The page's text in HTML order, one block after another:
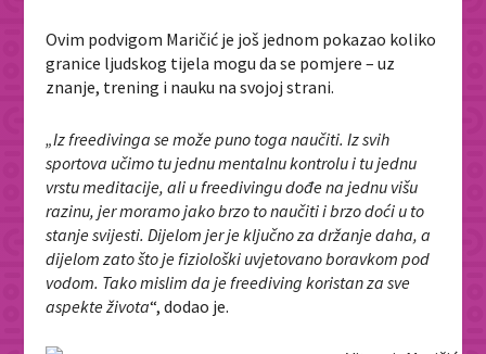
Ovim podvigom Maričić je još jednom pokazao koliko
granice ljudskog tijela mogu da se pomjere – uz
znanje, trening i nauku na svojoj strani.
„Iz freedivinga se može puno toga naučiti. Iz svih
sportova učimo tu jednu mentalnu kontrolu i tu jednu
vrstu meditacije, ali u freedivingu dođe na jednu višu
razinu, jer moramo jako brzo to naučiti i brzo doći u to
stanje svijesti. Dijelom jer je ključno za držanje daha, a
dijelom zato što je fiziološki uvjetovano boravkom pod
vodom. Tako mislim da je freediving koristan za sve
aspekte života“, dodao je.